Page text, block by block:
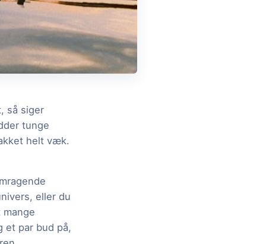
så siger
tunge
helt væk.
eller du
et par bud på,